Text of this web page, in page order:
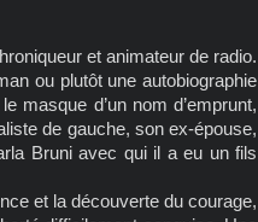
et animateur de radio.
ou plutôt une autobiographie
masque d’un nom d’emprunt,
de gauche, son ex-épouse,
Bruni avec qui il a eu un fils
et la découverte du courage,